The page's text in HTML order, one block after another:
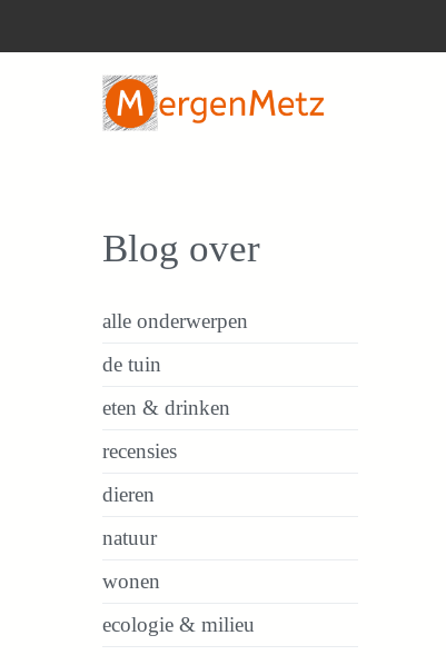
Blog over
alle onderwerpen
de tuin
eten & drinken
recensies
dieren
natuur
wonen
ecologie & milieu